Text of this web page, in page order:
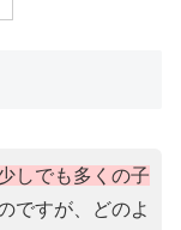
しでも多くの子
ですが、どのよ